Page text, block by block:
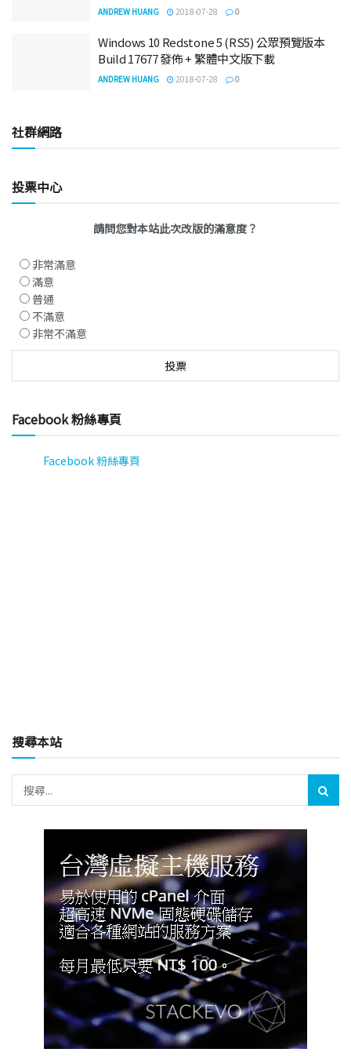
ANDREW HUANG 2018-07-28 0
Windows 10 Redstone 5 (RS5) 公眾預覽版本
Build 17677 發佈 + 繁體中文版下載
ANDREW HUANG 2018-07-28 0
社群網路
投票中心
請問您對本站此次改版的滿意度？
非常滿意
滿意
普通
不滿意
非常不滿意
Facebook 粉絲專頁
Facebook 粉絲專頁
搜尋本站